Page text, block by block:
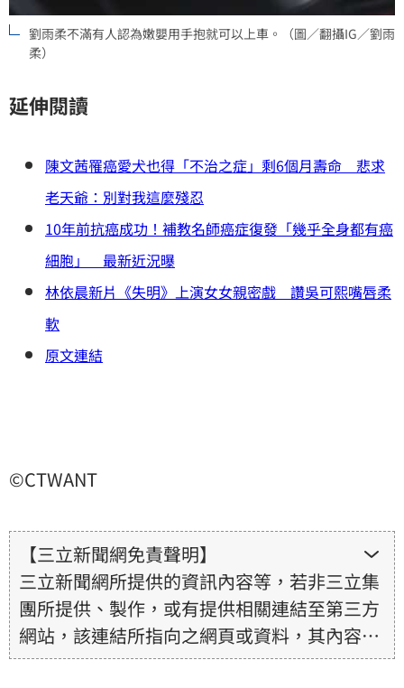
劉雨柔不滿有人認為嫩嬰用手抱就可以上車。（圖／翻攝IG／劉雨
柔）
延伸閱讀
陳文茜罹癌愛犬也得「不治之症」剩6個月壽命 悲求
老天爺：別對我這麼殘忍
10年前抗癌成功！補教名師癌症復發「幾乎全身都有癌
細胞」 最新近況曝
林依晨新片《失明》上演女女親密戲 讚吳可熙嘴唇柔
軟
原文連結
©CTWANT
【三立新聞網免責聲明】
三立新聞網所提供的資訊內容等，若非三立集
團所提供、製作，或有提供相關連結至第三方
網站，該連結所指向之網頁或資料，其內容均
為所連結網站提供，相關權利均為該網站、內